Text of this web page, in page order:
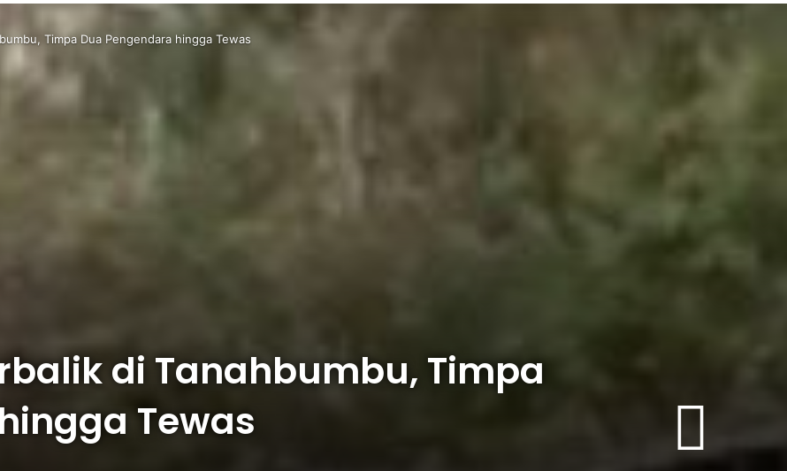
Timpa Dua Pengendara hingga Tewas
di Tanahbumbu, Timpa
Tewas